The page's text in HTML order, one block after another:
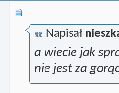
Napisał
a wiecie jak
nie jest za